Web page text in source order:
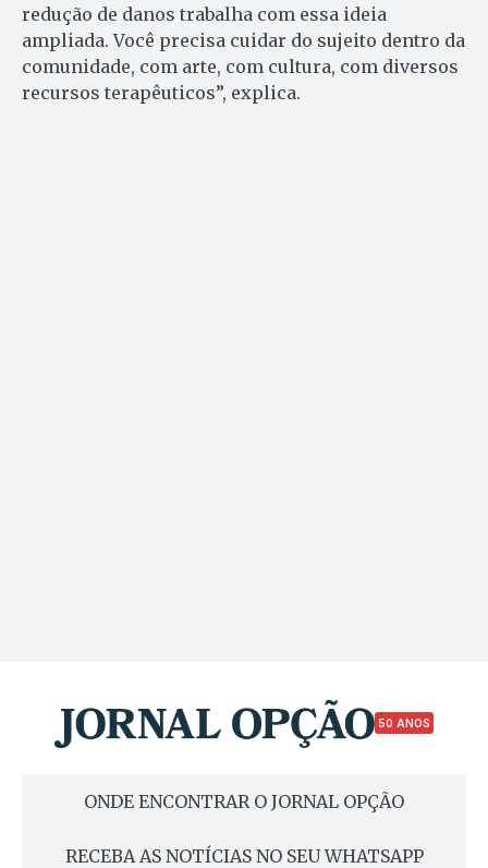
redução de danos trabalha com essa ideia
ampliada. Você precisa cuidar do sujeito dentro da
comunidade, com arte, com cultura, com diversos
recursos terapêuticos”, explica.
50 ANOS
ONDE ENCONTRAR O JORNAL OPÇÃO
RECEBA AS NOTÍCIAS NO SEU WHATSAPP